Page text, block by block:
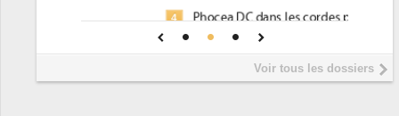
Phocea DC dans les cordes pour la
Interview de Fabrice Coquio,
président de Digital Realty...Voir tous les dossiers